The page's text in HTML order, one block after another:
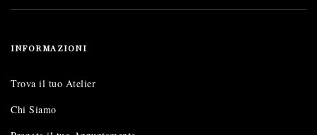
INFORMAZIONI
Trova il tuo Atelier
Chi Siamo